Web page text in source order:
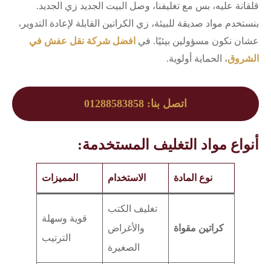
قلقانة عليه، بس مع تغليفنا، وصل البيت الجديد زي الجديد.
بنستخدم مواد صديقة للبيئة، زي الكراتين القابلة لإعادة التدوير،
عشان نكون مسؤولين بيئيًا. في افضل شركة نقل عفش في
الشروق، الحماية أولوية.
اتصل بنا: 01288583858
أنواع مواد التغليف المستخدمة:
نوع المادة الاستخدام المميزات
كراتين مقواة
تغليف الكتب
والأغراض
الصغيرة
قوية وسهلة
الترتيب